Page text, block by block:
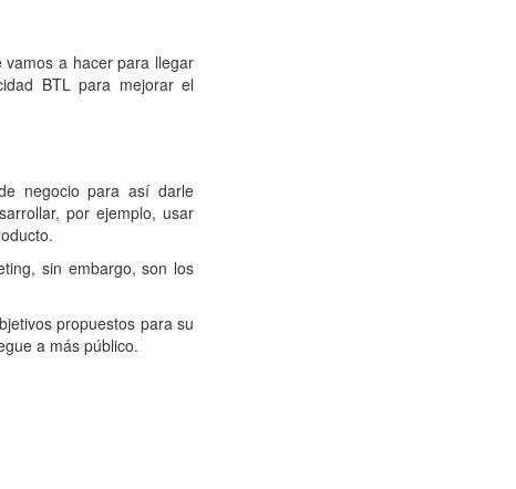
a hacer para llegar
BTL para mejorar el
negocio para así darle
por ejemplo, usar
sin embargo, son los
propuestos para su
a más público.